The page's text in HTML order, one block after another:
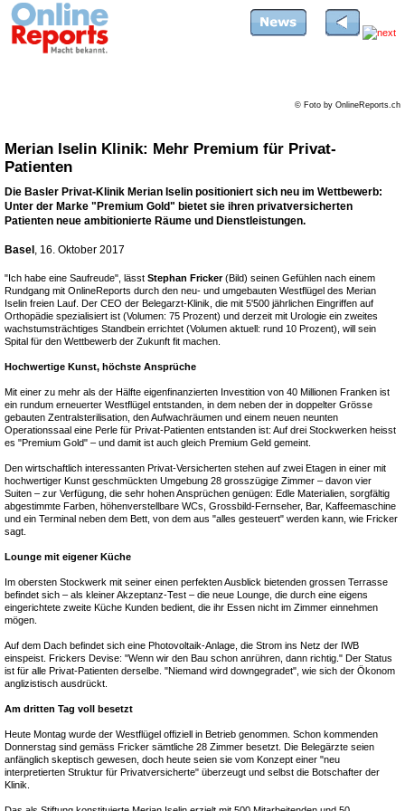
© Foto by OnlineReports.ch
Merian Iselin Klinik: Mehr Premium für Privat-
Patienten
Die Basler Privat-Klinik Merian Iselin positioniert sich neu im Wettbewerb:
Unter der Marke "Premium Gold" bietet sie ihren privatversicherten
Patienten neue ambitionierte Räume und Dienstleistungen.
Basel , 16. Oktober 2017
"Ich habe eine Saufreude", lässt Stephan Fricker(Bild) seinen Gefühlen nach einem
Rundgang mit OnlineReports durch den neu- und umgebauten Westflügel des Merian
Iselin freien Lauf. Der CEO der Belegarzt-Klinik, die mit 5'500 jährlichen Eingriffen auf
Orthopädie spezialisiert ist (Volumen: 75 Prozent) und derzeit mit Urologie ein zweites
wachstumsträchtiges Standbein errichtet (Volumen aktuell: rund 10 Prozent), will sein
Spital für den Wettbewerb der Zukunft fit machen.
Hochwertige Kunst, höchste Ansprüche
Mit einer zu mehr als der Hälfte eigenfinanzierten Investition von 40 Millionen Franken ist
ein rundum erneuerter Westflügel entstanden, in dem neben der in doppelter Grösse
gebauten Zentralsterilisation, den Aufwachräumen und einem neuen neunten
Operationssaal eine Perle für Privat-Patienten entstanden ist: Auf drei Stockwerken heisst
es "Premium Gold" – und damit ist auch gleich Premium Geld gemeint.
Den wirtschaftlich interessanten Privat-Versicherten stehen auf zwei Etagen in einer mit
hochwertiger Kunst geschmückten Umgebung 28 grosszügige Zimmer – davon vier
Suiten – zur Verfügung, die sehr hohen Ansprüchen genügen: Edle Materialien, sorgfältig
abgestimmte Farben, höhenverstellbare WCs, Grossbild-Fernseher, Bar, Kaffeemaschine
und ein Terminal neben dem Bett, von dem aus "alles gesteuert" werden kann, wie Fricker
sagt.
Lounge mit eigener Küche
Im obersten Stockwerk mit seiner einen perfekten Ausblick bietenden grossen Terrasse
befindet sich – als kleiner Akzeptanz-Test – die neue Lounge, die durch eine eigens
eingerichtete zweite Küche Kunden bedient, die ihr Essen nicht im Zimmer einnehmen
mögen.
Auf dem Dach befindet sich eine Photovoltaik-Anlage, die Strom ins Netz der IWB
einspeist. Frickers Devise: "Wenn wir den Bau schon anrühren, dann richtig." Der Status
ist für alle Privat-Patienten derselbe. "Niemand wird downgegradet", wie sich der Ökonom
anglizistisch ausdrückt.
Am dritten Tag voll besetzt
Heute Montag wurde der Westflügel offiziell in Betrieb genommen. Schon kommenden
Donnerstag sind gemäss Fricker sämtliche 28 Zimmer besetzt. Die Belegärzte seien
anfänglich skeptisch gewesen, doch heute seien sie vom Konzept einer "neu
interpretierten Struktur für Privatversicherte" überzeugt und selbst die Botschafter der
Klinik.